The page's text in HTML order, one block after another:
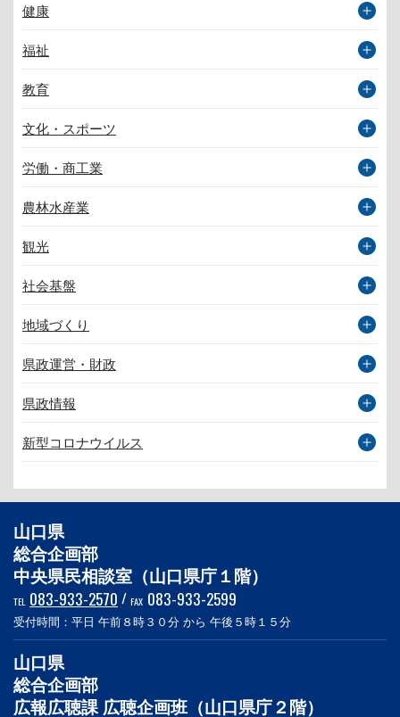
健康
福祉
教育
文化・スポーツ
労働・商工業
農林水産業
観光
社会基盤
地域づくり
県政運営・財政
県政情報
新型コロナウイルス
山口県
総合企画部
中央県民相談室（山口県庁１階）
TEL 083-933-2570 / FAX 083-933-2599
受付時間：平日 午前８時３０分 から 午後５時１５分
山口県
総合企画部
広報広聴課 広聴企画班（山口県庁２階）